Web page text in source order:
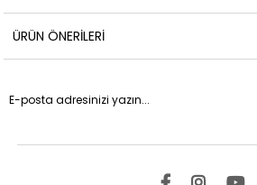
ÜRÜN ÖNERILERI